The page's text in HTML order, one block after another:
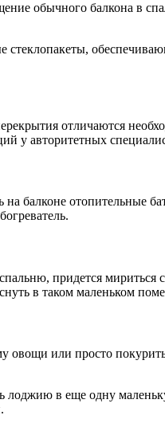
обычного балкона в
стеклопакеты,
отличаются
у авторитетных
балконе отопительные
придется мириться
в таком маленьком
овощи или просто
в еще одну